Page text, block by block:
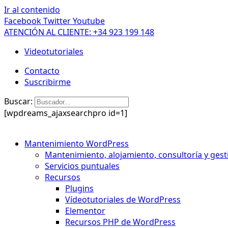
Ir al contenido
FacebookTwitterYoutube
ATENCIÓN AL CLIENTE: +34 923 199 148
Videotutoriales
Contacto
Suscribirme
Buscar:
[wpdreams_ajaxsearchpro id=1]
Mantenimiento WordPress
Mantenimiento, alojamiento, consultoría y
Servicios puntuales
Recursos
Plugins
Vídeotutoriales de WordPress
Elementor
Recursos PHP de WordPress